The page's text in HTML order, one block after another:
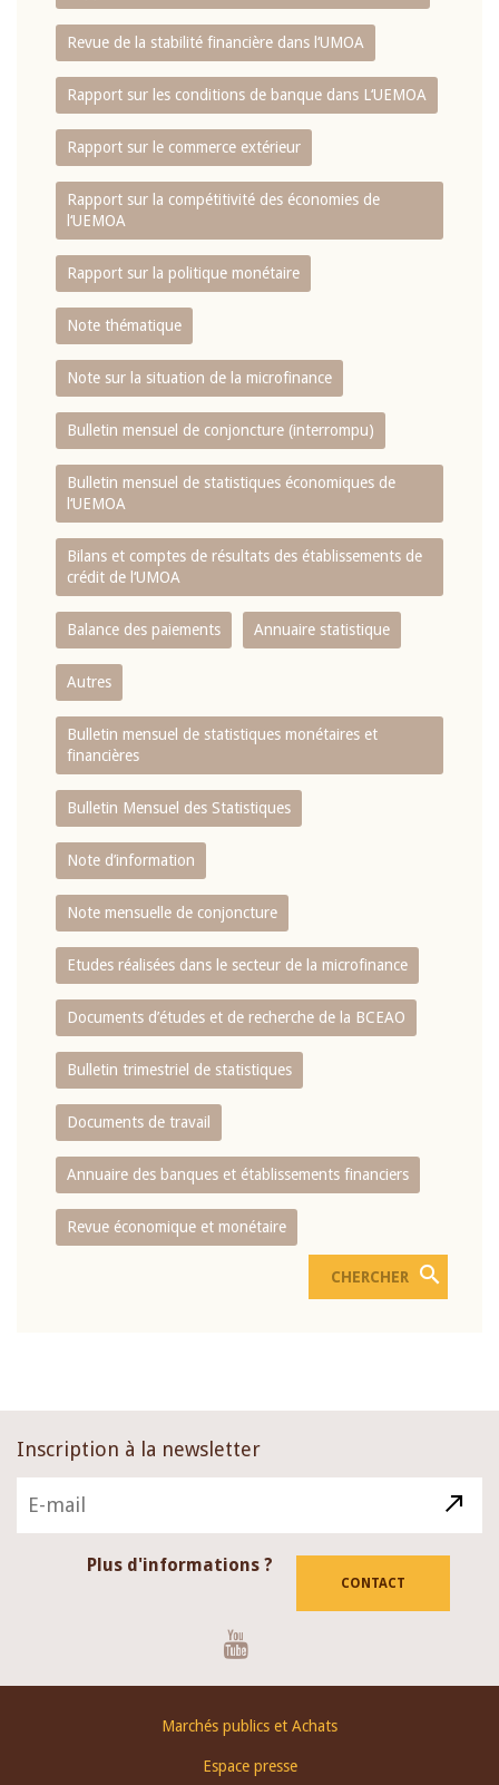
Revue de la stabilité financière dans l‘UMOA
Rapport sur les conditions de banque dans L‘UEMOA
Rapport sur le commerce extérieur
Rapport sur la compétitivité des économies de
l‘UEMOA
Rapport sur la politique monétaire
Note thématique
Note sur la situation de la microfinance
Bulletin mensuel de conjoncture (interrompu)
Bulletin mensuel de statistiques économiques de
l‘UEMOA
Bilans et comptes de résultats des établissements de
crédit de l‘UMOA
Balance des paiements Annuaire statistique
Autres
Bulletin mensuel de statistiques monétaires et
financières
Bulletin Mensuel des Statistiques
Note d’information
Note mensuelle de conjoncture
Etudes réalisées dans le secteur de la microfinance
Documents d’études et de recherche de la BCEAO
Bulletin trimestriel de statistiques
Documents de travail
Annuaire des banques et établissements financiers
Revue économique et monétaire
Inscription à la newsletter
Plus d'informations ?
CONTACT
Marchés publics et Achats
Espace presse